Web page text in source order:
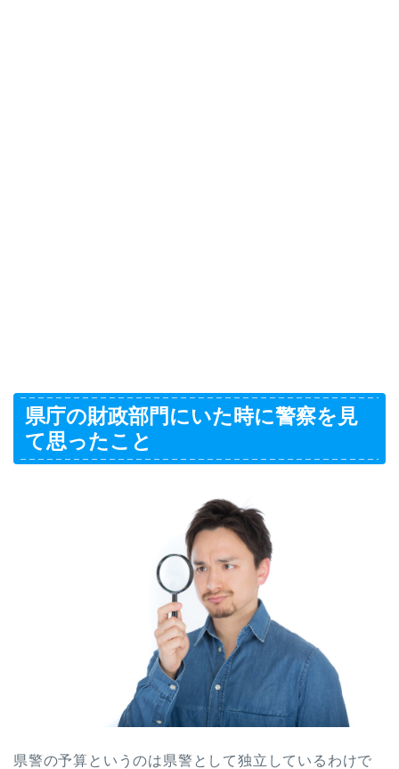
県庁の財政部門にいた時に警察を見
て思ったこと
県警の予算というのは県警として独立しているわけで